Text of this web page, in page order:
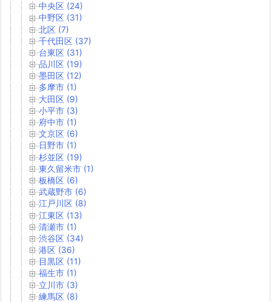
中央区 (24)
中野区 (31)
北区 (7)
千代田区 (37)
台東区 (31)
品川区 (19)
墨田区 (12)
多摩市 (1)
大田区 (9)
小平市 (3)
府中市 (1)
文京区 (6)
日野市 (1)
杉並区 (19)
東久留米市 (1)
板橋区 (6)
武蔵野市 (6)
江戸川区 (8)
江東区 (13)
清瀬市 (1)
渋谷区 (34)
港区 (36)
目黒区 (11)
福生市 (1)
立川市 (3)
練馬区 (8)